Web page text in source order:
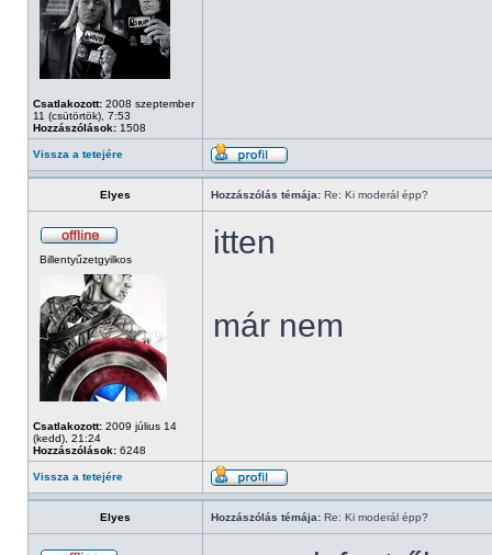
Csatlakozott: 2008 szeptember
11 (csütörtök), 7:53
Hozzászólások: 1508
Vissza a tetejére
Elyes Hozzászólás témája: Re: Ki moderál épp?
Billentyűzetgyilkos
Csatlakozott: 2009 július 14
(kedd), 21:24
Hozzászólások: 6248
itten
már nem
Vissza a tetejére
Elyes Hozzászólás témája: Re: Ki moderál épp?